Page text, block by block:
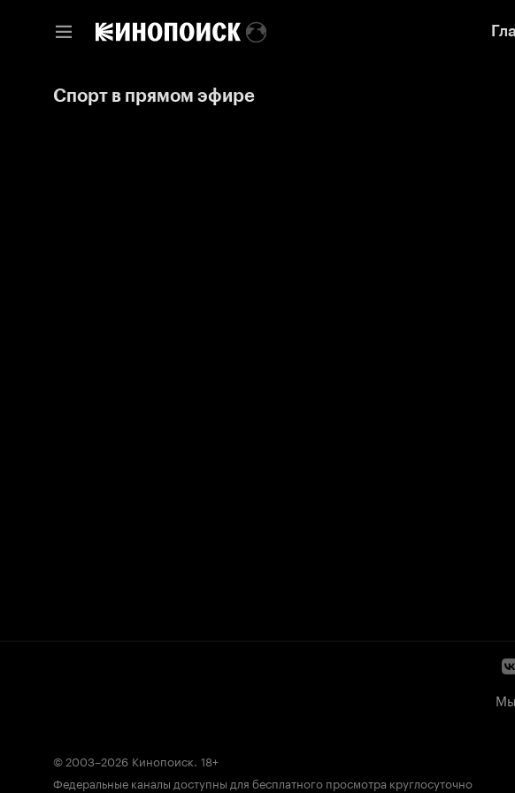
Спорт в прямом эфире
© 2003–2026 Кинопоиск. 18+
Федеральные каналы доступны для бесплатного просмотра круглосуточно